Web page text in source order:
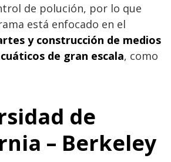
de polución, por lo que
está enfocado en el
y construcción de medios
de gran escala, como
de
– Berkeley